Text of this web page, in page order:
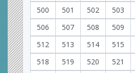
500
501 502 503
506
507 508 509
512
513 514 515
518
519 520 521